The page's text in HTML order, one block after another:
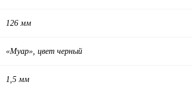
126 мм
«Муар», цвет черный
1,5 мм